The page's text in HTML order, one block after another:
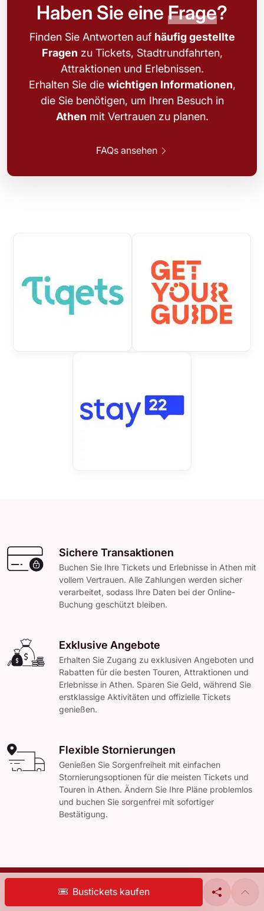
Haben Sie eine Frage?
Finden Sie Antworten auf häufig gestellte
Fragen zu Tickets, Stadtrundfahrten,
Attraktionen und Erlebnissen.
Erhalten Sie die wichtigen Informationen,
die Sie benötigen, um Ihren Besuch in
Athen mit Vertrauen zu planen.
FAQs ansehen
Sichere Transaktionen
Buchen Sie Ihre Tickets und Erlebnisse in Athen mit
vollem Vertrauen. Alle Zahlungen werden sicher
verarbeitet, sodass Ihre Daten bei der Online-
Buchung geschützt bleiben.
Exklusive Angebote
Erhalten Sie Zugang zu exklusiven Angeboten und
Rabatten für die besten Touren, Attraktionen und
Erlebnisse in Athen. Sparen Sie Geld, während Sie
erstklassige Aktivitäten und offizielle Tickets
genießen.
Flexible Stornierungen
Genießen Sie Sorgenfreiheit mit einfachen
Stornierungsoptionen für die meisten Tickets und
Touren in Athen. Ändern Sie Ihre Pläne problemlos
und buchen Sie sorgenfrei mit sofortiger
Bestätigung.
Bustickets kaufen